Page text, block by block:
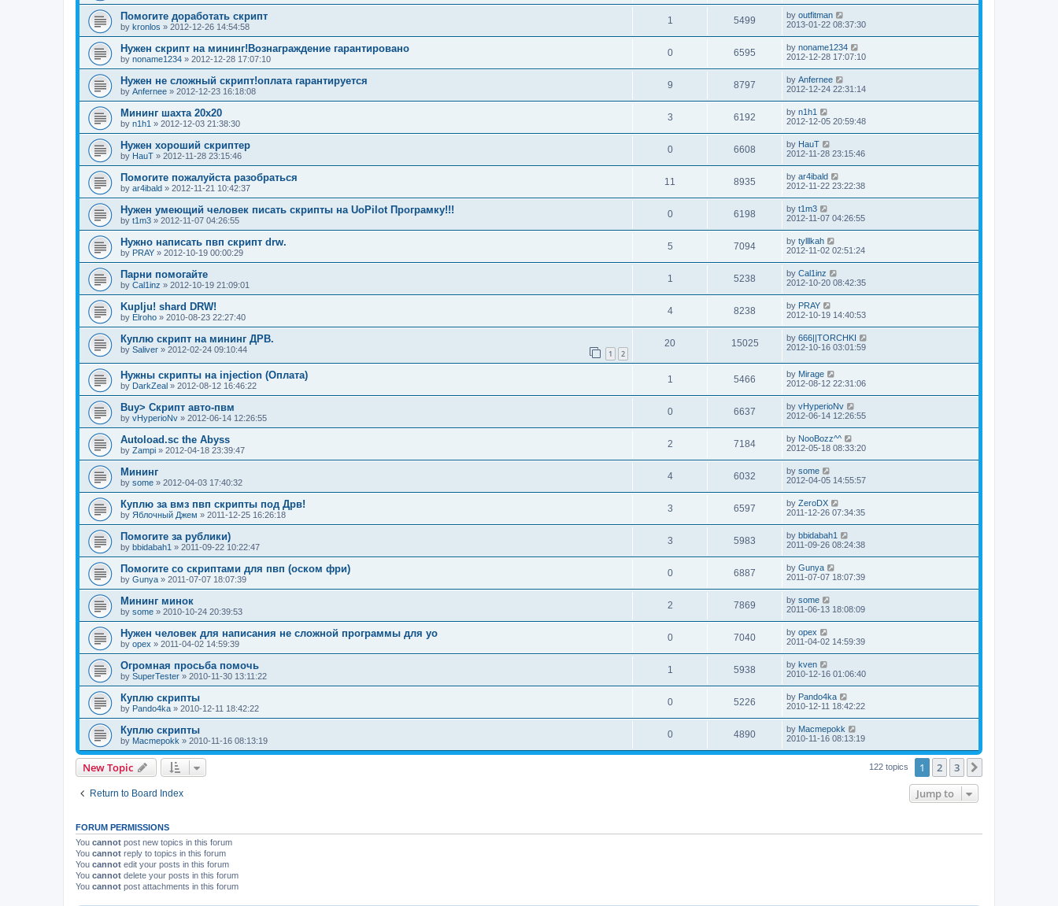
Помогите доработать скрипт
by kronlos » 2012-12-26 14:54:58
1 5499 by outfitman
2013-01-22 08:37:30
Нужен скрипт на мининг!Вознаграждение гарантировано
by noname1234 » 2012-12-28 17:07:10
0 6595 by noname1234
2012-12-28 17:07:10
Нужен не сложный скрипт!оплата гарантируется
by Anfernee » 2012-12-23 16:18:08
9 8797 by Anfernee
2012-12-24 22:31:14
Мининг шахта 20х20
by n1h1 » 2012-12-03 21:38:30
3 6192 by n1h1
2012-12-05 20:59:48
Нужен хороший скриптер
by HauT » 2012-11-28 23:15:46
0 6608 by HauT
2012-11-28 23:15:46
Помогите пожалуйста разобраться
by ar4ibald » 2012-11-21 10:42:37
11 8935 by ar4ibald
2012-11-22 23:22:38
Нужен умеющий человек писать скрипты на UoPilot Програмку!!!
by t1m3 » 2012-11-07 04:26:55
0 6198 by t1m3
2012-11-07 04:26:55
Нужно написать пвп скрипт drw.
by PRAY » 2012-10-19 00:00:29
5 7094 by tylllkah
2012-11-02 02:51:24
Парни помогайте
by Cal1inz » 2012-10-19 21:09:01
1 5238 by Cal1inz
2012-10-20 08:42:35
Kuplju! shard DRW!
by Elroho » 2010-08-23 22:27:40
4 8238 by PRAY
2012-10-19 14:40:53
Куплю скрипт на мининг ДРВ.
by Saliver » 2012-02-24 09:10:44 1 2
20 15025 by 666||TORCHKI
2012-10-16 03:01:59
Нужны скрипты на injection (Оплата)
by DarkZeal » 2012-08-12 16:46:22
1 5466 by Mirage
2012-08-12 22:31:06
Buy> Скрипт авто-пвм
by vHyperioNv » 2012-06-14 12:26:55
0 6637 by vHyperioNv
2012-06-14 12:26:55
Autoload.sc the Abyss
by Zampi » 2012-04-18 23:39:47
2 7184 by NooBozz^^
2012-05-18 08:33:20
Мининг
by some » 2012-04-03 17:40:32
4 6032 by some
2012-04-05 14:55:57
Куплю за вмз пвп скрипты под Дрв!
by Яблочный Джем » 2011-12-25 16:26:18
3 6597 by ZeroDX
2011-12-26 07:34:35
Помогите за рублики)
by bbidabah1 » 2011-09-22 10:22:47
3 5983 by bbidabah1
2011-09-26 08:24:38
Помогите со скриптами для пвп (оском фри)
by Gunya » 2011-07-07 18:07:39
0 6887 by Gunya
2011-07-07 18:07:39
Мининг минок
by some » 2010-10-24 20:39:53
2 7869 by some
2011-06-13 18:08:09
Нужен человек для написания не сложной программы для уо
by opex » 2011-04-02 14:59:39
0 7040 by opex
2011-04-02 14:59:39
Огромная просьба помочь
by SuperTester » 2010-11-30 13:11:22
1 5938 by kven
2010-12-16 01:06:40
Куплю скрипты
by Pando4ka » 2010-12-11 18:42:22
0 5226 by Pando4ka
2010-12-11 18:42:22
Куплю скрипты
by Macmepokk » 2010-11-16 08:13:19
0 4890 by Macmepokk
2010-11-16 08:13:19
New Topic 122 topics 1 2 3
Return to Board Index Jump to
FORUM PERMISSIONS
You cannot post new topics in this forum
You cannot reply to topics in this forum
You cannot edit your posts in this forum
You cannot delete your posts in this forum
You cannot post attachments in this forum